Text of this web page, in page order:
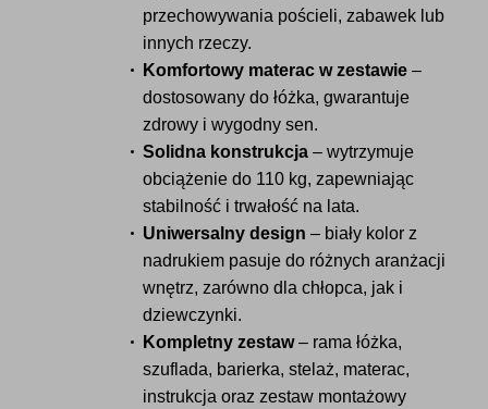
przechowywania pościeli, zabawek lub
innych rzeczy.
Komfortowy materac w zestawie –
dostosowany do łóżka, gwarantuje
zdrowy i wygodny sen.
Solidna konstrukcja – wytrzymuje
obciążenie do 110 kg, zapewniając
stabilność i trwałość na lata.
Uniwersalny design – biały kolor z
nadrukiem pasuje do różnych aranżacji
wnętrz, zarówno dla chłopca, jak i
dziewczynki.
Kompletny zestaw– rama łóżka,
szuflada, barierka, stelaż, materac,
instrukcja oraz zestaw montażowy